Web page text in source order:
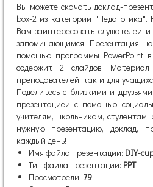
Вы можете скачать доклад-
box-2 из категории
Вам заинтересовать слушателей
запоминающимся. Презентация
помощью программы PowerPoint
содержит 2 слайдов.
преподавателей, так и для
Поделитесь с близкими и
презентацией с помощью
учителям, школьникам,
нужную презентацию, доклад,
каждый день!
Имя файла презентации: DIY-
Тип файла презентации: PPT
Просмотрели: 79